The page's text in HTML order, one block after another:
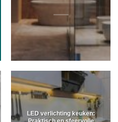
LED verlichting keuken: